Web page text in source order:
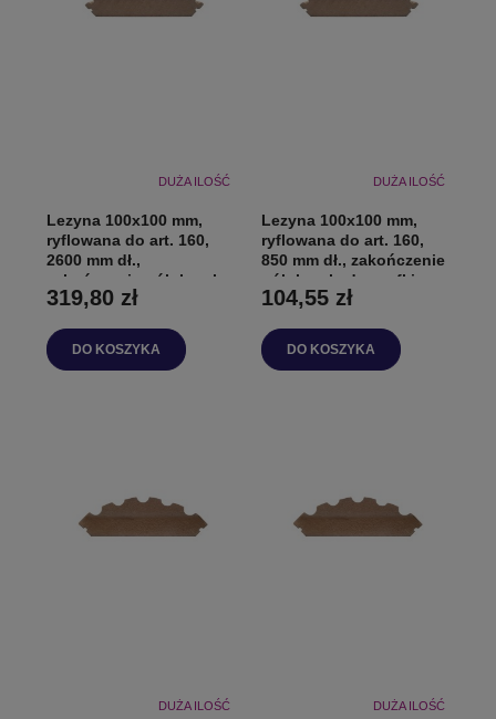
DUŻA ILOŚĆ
Lezyna 100x100 mm,
ryflowana do art. 160,
2600 mm dł.,
zakończenie półokrągłe
do szafki
319,80 zł
DO KOSZYKA
DUŻA ILOŚĆ
Lezyna 100x100 mm,
ryflowana do art. 160,
850 mm dł., zakończenie
półokrągłe do szafki
104,55 zł
DO KOSZYKA
DUŻA ILOŚĆ DUŻA ILOŚĆ